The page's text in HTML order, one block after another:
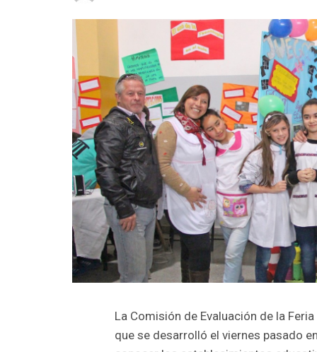
La Comisión de Evaluación de la
que se desarrolló el viernes pasado